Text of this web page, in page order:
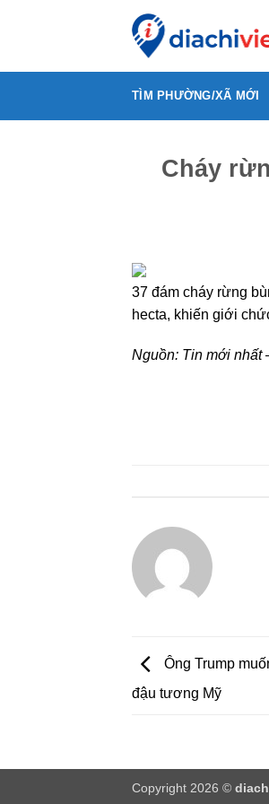
TÌM PHƯỜNG/XÃ MỚI
Cháy
37 đám cháy rừng
hecta, khiến giới
Nguồn: Tin mới nhất
Ông Trump
đậu tương Mỹ
Copyright 2026 ©